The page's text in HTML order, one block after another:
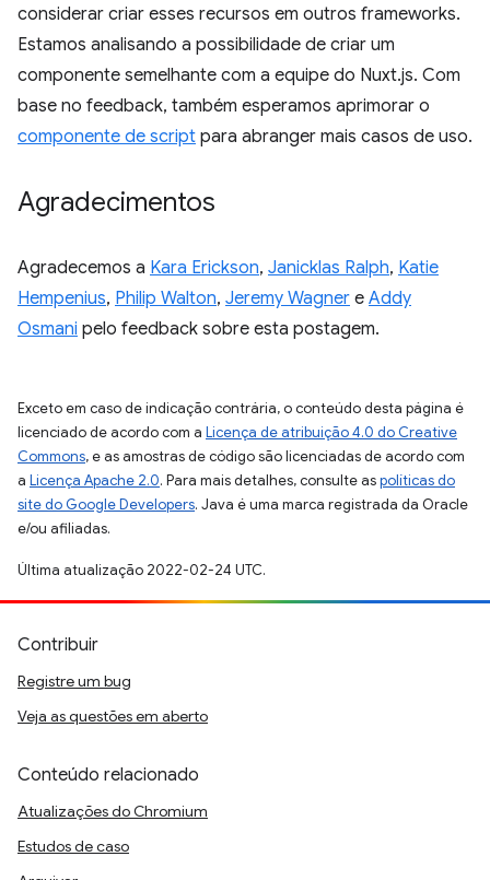
considerar criar esses recursos em outros frameworks.
Estamos analisando a possibilidade de criar um
componente semelhante com a equipe do Nuxt.js. Com
base no feedback, também esperamos aprimorar o
componente de script para abranger mais casos de uso.
Agradecimentos
Agradecemos a Kara Erickson, Janicklas Ralph, Katie
Hempenius, Philip Walton, Jeremy Wagner e Addy
Osmani pelo feedback sobre esta postagem.
Exceto em caso de indicação contrária, o conteúdo desta página é
licenciado de acordo com a Licença de atribuição 4.0 do Creative
Commons, e as amostras de código são licenciadas de acordo com
a Licença Apache 2.0. Para mais detalhes, consulte aspolíticas do
site do Google Developers. Java é uma marca registrada da Oracle
e/ou afiliadas.
Última atualização 2022-02-24 UTC.
Contribuir
Registre um bug
Veja as questões em aberto
Conteúdo relacionado
Atualizações do Chromium
Estudos de caso